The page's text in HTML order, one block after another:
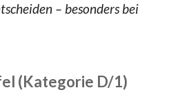
– besonders bei
(Kategorie D/1)